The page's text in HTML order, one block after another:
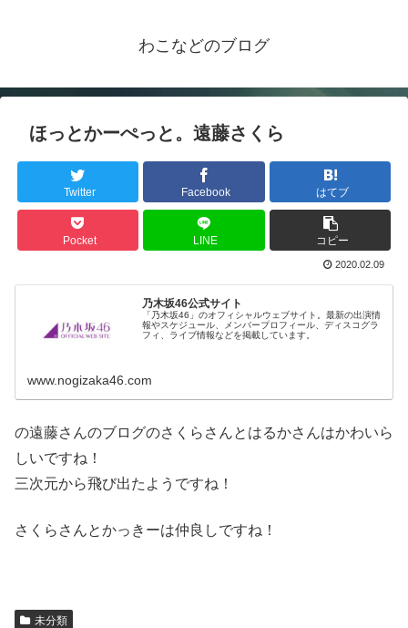
わこなどのブログ
ほっとかーぺっと。遠藤さくら
Twitter Facebook はてブ
Pocket LINE コピー
2020.02.09
乃木坂46公式サイト
「乃木坂46」のオフィシャルウェブサイト。最新の出演情
報やスケジュール、メンバープロフィール、ディスコグラ
フィ、ライブ情報などを掲載しています。
www.nogizaka46.com
の遠藤さんのブログのさくらさんとはるかさんはかわいら
しいですね！
三次元から飛び出たようですね！
さくらさんとかっきーは仲良しですね！
未分類